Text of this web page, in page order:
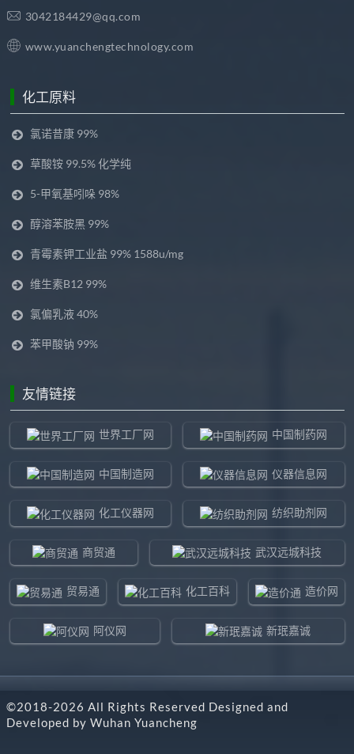
3042184429@qq.com
www.yuanchengtechnology.com
化工原料
氯诺昔康 99%
草酸铵 99.5% 化学纯
5-甲氧基吲哚 98%
醇溶苯胺黑 99%
青霉素钾工业盐 99% 1588u/mg
维生素B12 99%
氯偏乳液 40%
苯甲酸钠 99%
友情链接
世界工厂网 中国制药网
中国制造网 仪器信息网
化工仪器网 纺织助剂网
商贸通 武汉远城科技
贸易通 化工百科 造价网
阿仪网 新珉嘉诚
东北制造网 药智通
©2018-2026 All Rights Reserved Designed and
Developed by Wuhan Yuancheng